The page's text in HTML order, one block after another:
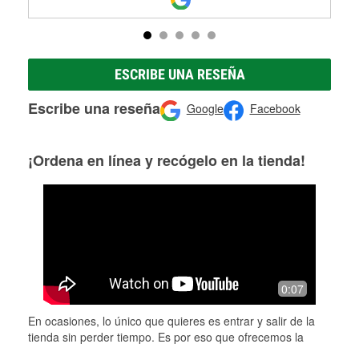
ESCRIBE UNA RESEÑA
Escribe una reseña Google Facebook
¡Ordena en línea y recógelo en la tienda!
0:07
En ocasiones, lo único que quieres es entrar y salir de la
tienda sin perder tiempo. Es por eso que ofrecemos la